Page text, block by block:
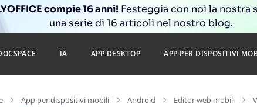
compie 16 anni! Festeggia con noi la nostra
una serie di 16 articoli nel nostro blog.
IA APP DESKTOP APP PER DISPOSITIVI
App per dispositivi mobili Android Editor web mobili